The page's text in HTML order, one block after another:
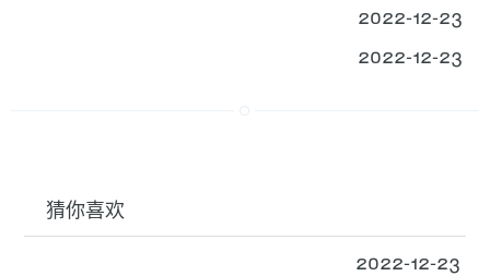
2022-12-23
2022-12-23
猜你喜欢
2022-12-23